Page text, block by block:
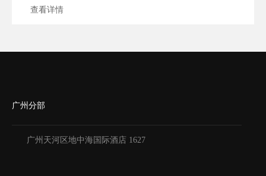
查看详情
广州分部
广州天河区地中海国际酒店 1627